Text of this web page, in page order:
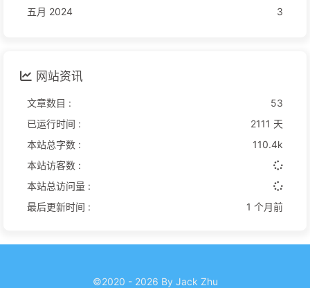
五月 2024
3
网站资讯
文章数目 :
53
已运行时间 :
2111 天
本站总字数 :
110.4k
本站访客数 :
本站总访问量 :
最后更新时间 :
1 个月前
©2020 - 2026 By Jack Zhu